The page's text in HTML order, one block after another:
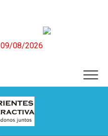
09/08/2026